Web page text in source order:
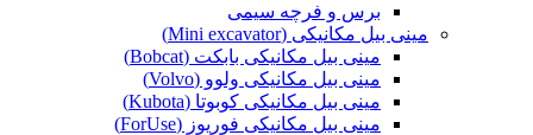
برس و فرچه سیمی
مینی بیل مکانیکی (Mini excavator)
مینی بیل مکانیکی بابکت (Bobcat)
مینی بیل مکانیکی ولوو (Volvo)
مینی بیل مکانیکی کوبوتا (Kubota)
مینی بیل مکانیکی فوریوز (ForUse)